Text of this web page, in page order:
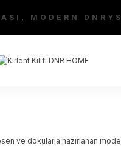
MODERN
dokularla hazırlanan